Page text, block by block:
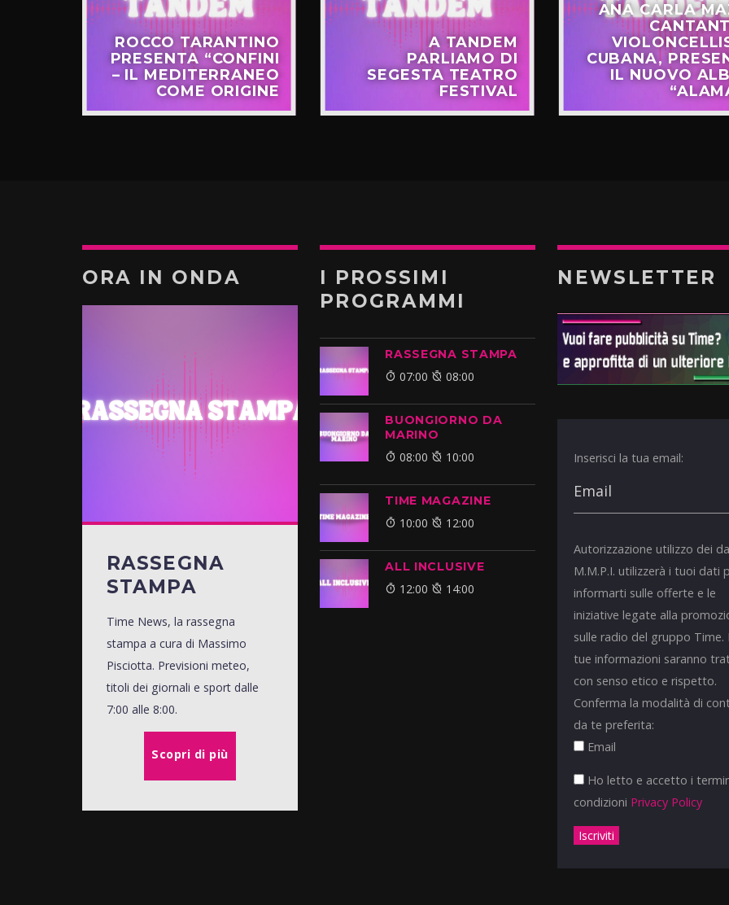
ROCCO TARANTINO
PRESENTA “CONFINI
– IL MEDITERRANEO
COME ORIGINE
A TANDEM
PARLIAMO DI
SEGESTA TEATRO
FESTIVAL
ANA CARLA
CUBANA,
IL NUOVO
ORA IN ONDA
RASSEGNA
STAMPA
Time News, la rassegna
stampa a cura di Massimo
Pisciotta. Previsioni meteo,
titoli dei giornali e sport dalle
7:00 alle 8:00.
Scopri di più
I PROSSIMI
PROGRAMMI
RASSEGNA STAMPA
07:00 08:00
BUONGIORNO DA
MARINO
08:00 10:00
TIME MAGAZINE
10:00 12:00
ALL INCLUSIVE
12:00 14:00
NEWSLETTER
Inserisci la tua email:
Autorizzazione utilizzo dei
M.M.P.I. utilizzerà i tuoi dati
informarti sulle offerte e le
iniziative legate alla
sulle radio del gruppo Time.
tue informazioni saranno
con senso etico e rispetto.
Conferma la modalità di
da te preferita:
Email
Ho letto e accetto i
condizioni Privacy Policy